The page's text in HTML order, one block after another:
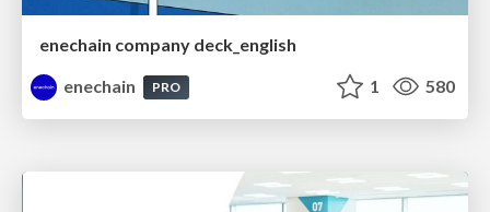
enechain company deck_english
enechain
PRO 1 580